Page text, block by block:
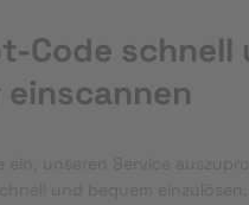
Code schnell